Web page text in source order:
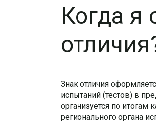
Когда я
Знак отличия
испытаний (тестов) в
организуется по итогам
регионального органа